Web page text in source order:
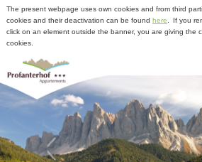
The present webpage uses own cookies and from third
cookies and their deactivation can be found here
If you
click on an element outside the banner, you are giving the
cookies.